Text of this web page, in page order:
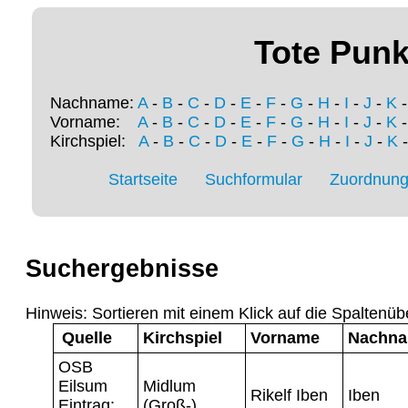
Tote
Nachname: A- B - C - D - E - F - G - H - I - J - K
Vorname: A- B - C - D - E - F - G - H - I - J - K
Kirchspiel: A- B - C - D- E- F- G - H - I - J - K
Startseite Suchformular
Suchergebnisse
Hinweis: Sortieren mit einem Klick auf die
Quelle
Kirchspiel Vorname
OSB
Eilsum
Midlum
Rikelf Iben Iben